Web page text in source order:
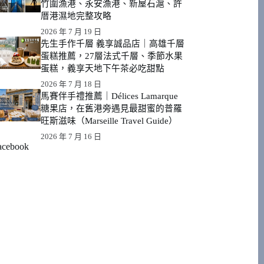
竹圍漁港、永安漁港、新屋石滬、許
厝港濕地完整攻略
2026 年 7 月 19 日
先生手作千層 義享誠品店｜高雄千層
蛋糕推薦，27層法式千層、季節水果
蛋糕，義享天地下午茶必吃甜點
2026 年 7 月 18 日
馬賽伴手禮推薦｜Délices Lamarque
糖果店，在舊港旁遇見最甜蜜的普羅
旺斯滋味（Marseille Travel Guide）
2026 年 7 月 16 日